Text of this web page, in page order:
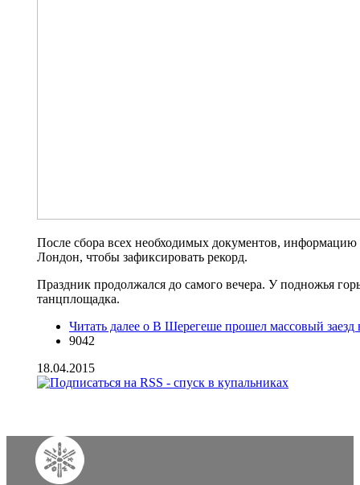
После сбора всех необходимых документов, информацию
Лондон, чтобы зафиксировать рекорд.
Праздник продолжался до самого вечера. У подножья
танцплощадка.
Читать далее о В Шерегеше прошел массовый заезд
9042
18.04.2015